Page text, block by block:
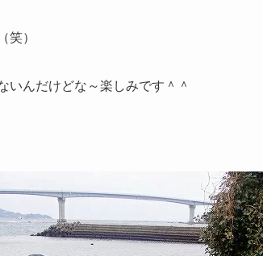
笑）
いんだけどな～楽しみです＾＾